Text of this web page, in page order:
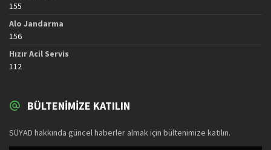
155
Alo Jandarma
156
Hızır Acil Servis
112
BÜLTENIMIZE KATILIN
SÜYAD hakkında güncel haberler almak için bültenimize katılın.